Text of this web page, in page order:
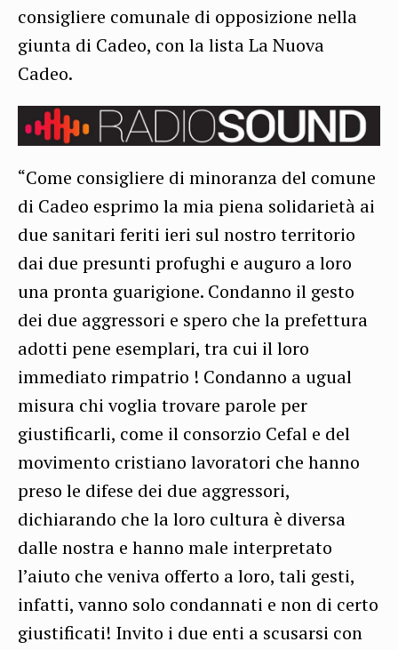
consigliere comunale di opposizione nella
giunta di Cadeo, con la lista La Nuova
Cadeo.
“Come consigliere di minoranza del comune
di Cadeo esprimo la mia piena solidarietà ai
due sanitari feriti ieri sul nostro territorio
dai due presunti profughi e auguro a loro
una pronta guarigione. Condanno il gesto
dei due aggressori e spero che la prefettura
adotti pene esemplari, tra cui il loro
immediato rimpatrio ! Condanno a ugual
misura chi voglia trovare parole per
giustificarli, come il consorzio Cefal e del
movimento cristiano lavoratori che hanno
preso le difese dei due aggressori,
dichiarando che la loro cultura è diversa
dalle nostra e hanno male interpretato
l’aiuto che veniva offerto a loro, tali gesti,
infatti, vanno solo condannati e non di certo
giustificati! Invito i due enti a scusarsi con